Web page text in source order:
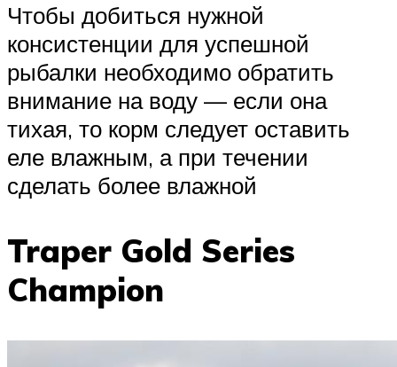
Чтобы добиться нужной
консистенции для успешной
рыбалки необходимо обратить
внимание на воду — если она
тихая, то корм следует оставить
еле влажным, а при течении
сделать более влажной
Traper Gold Series
Champion